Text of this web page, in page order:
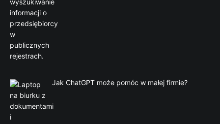
Jak ChatGPT może pomóc w małej firmie?